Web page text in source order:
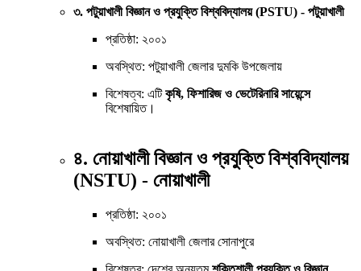
৩. পটুয়াখালী বিজ্ঞান ও প্রযুক্তি বিশ্ববিদ্যালয় (PSTU) - পটুয়াখালী
প্রতিষ্ঠা: ২০০১
অবস্থিত: পটুয়াখালী জেলার দুমকি উপজেলায়
বিশেষত্ব: এটিকৃষি, ফিশারিজ ও ভেটেরিনারি সায়েন্সে
বিশেষায়িত।
৪. নোয়াখালী বিজ্ঞান ও প্রযুক্তি বিশ্ববিদ্যালয়
(NSTU) - নোয়াখালী
প্রতিষ্ঠা: ২০০১
অবস্থিত: নোয়াখালী জেলার সোনাপুরে